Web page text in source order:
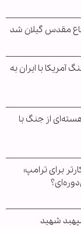
مقدس گیلان شد
آمریکا با ایران به
از جنگ با
برای ترامپ؛
شهید